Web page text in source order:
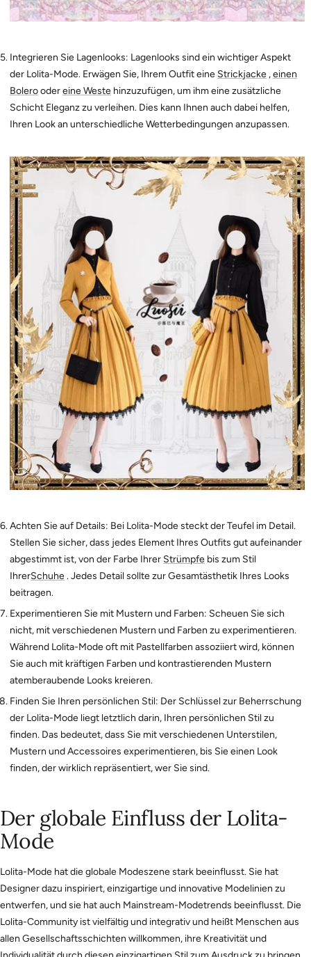
Integrieren Sie Lagenlooks: Lagenlooks sind ein wichtiger Aspekt
der Lolita-Mode. Erwägen Sie, Ihrem Outfit eine Strickjacke ,einen
Boleroodereine Weste hinzuzufügen, um ihm eine zusätzliche
Schicht Eleganz zu verleihen. Dies kann Ihnen auch dabei helfen,
Ihren Look an unterschiedliche Wetterbedingungen anzupassen.
Achten Sie auf Details: Bei Lolita-Mode steckt der Teufel im Detail.
Stellen Sie sicher, dass jedes Element Ihres Outfits gut aufeinander
abgestimmt ist, von der Farbe Ihrer Strümpfe bis zum Stil
IhrerSchuhe. Jedes Detail sollte zur Gesamtästhetik Ihres Looks
beitragen.
Experimentieren Sie mit Mustern und Farben: Scheuen Sie sich
nicht, mit verschiedenen Mustern und Farben zu experimentieren.
Während Lolita-Mode oft mit Pastellfarben assoziiert wird, können
Sie auch mit kräftigen Farben und kontrastierenden Mustern
atemberaubende Looks kreieren.
Finden Sie Ihren persönlichen Stil: Der Schlüssel zur Beherrschung
der Lolita-Mode liegt letztlich darin, Ihren persönlichen Stil zu
finden. Das bedeutet, dass Sie mit verschiedenen Unterstilen,
Mustern und Accessoires experimentieren, bis Sie einen Look
finden, der wirklich repräsentiert, wer Sie sind.
Der globale Einfluss der Lolita-
Mode
Lolita-Mode hat die globale Modeszene stark beeinflusst. Sie hat
Designer dazu inspiriert, einzigartige und innovative Modelinien zu
entwerfen, und sie hat auch Mainstream-Modetrends beeinflusst. Die
Lolita-Community ist vielfältig und integrativ und heißt Menschen aus
allen Gesellschaftsschichten willkommen, ihre Kreativität und